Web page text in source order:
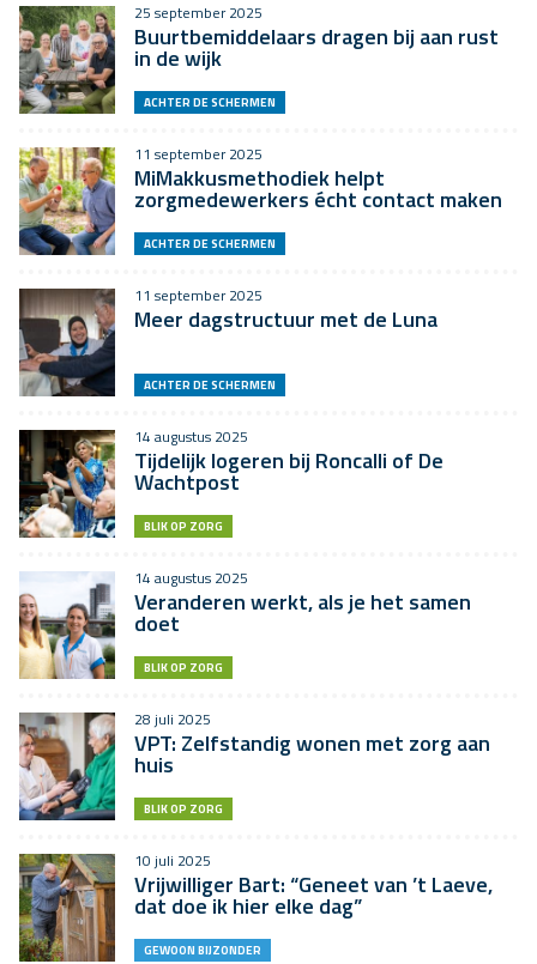
25 september 2025
Buurtbemiddelaars dragen bij aan rust
in de wijk
ACHTER DE SCHERMEN
11 september 2025
MiMakkusmethodiek helpt
zorgmedewerkers écht contact maken
ACHTER DE SCHERMEN
11 september 2025
Meer dagstructuur met de Luna
ACHTER DE SCHERMEN
14 augustus 2025
Tijdelijk logeren bij Roncalli of De
Wachtpost
BLIK OP ZORG
14 augustus 2025
Veranderen werkt, als je het samen
doet
BLIK OP ZORG
28 juli 2025
VPT: Zelfstandig wonen met zorg aan
huis
BLIK OP ZORG
10 juli 2025
Vrijwilliger Bart: “Geneet van ’t Laeve,
dat doe ik hier elke dag”
GEWOON BIJZONDER